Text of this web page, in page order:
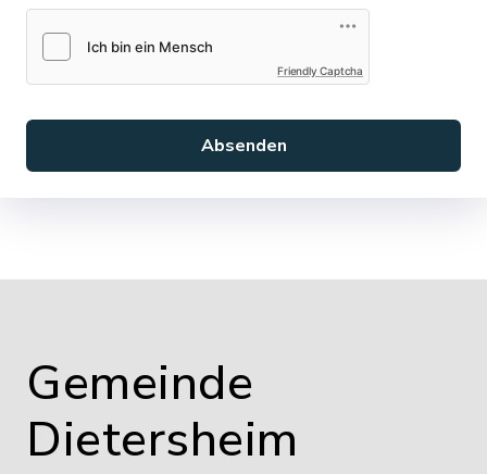
Friendly Captcha
Absenden
Gemeinde
Dietersheim